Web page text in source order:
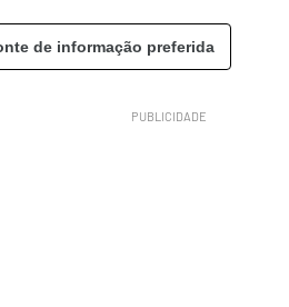
de informação preferida